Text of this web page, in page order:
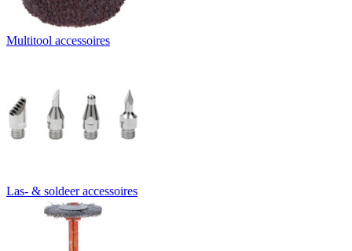
Multitool accessoires
Las- & soldeer accessoires